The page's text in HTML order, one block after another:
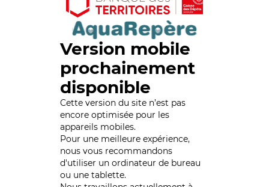
Version mobile
prochainement
disponible
Cette version du site n’est pas
encore optimisée pour les
appareils mobiles.
Pour une meilleure expérience,
nous vous recommandons
d'utiliser un ordinateur de bureau
ou une tablette.